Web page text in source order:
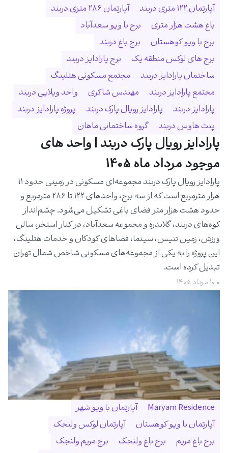
آپارتمان ۱۲۲ متری دربند
آپارتمان ۲۸۶ متری دربند
باغ هشت هزار متری
برج با ویو سعدآباد
برج با ویو کوهستان
برج باغ دربند
برج های لوکس منطقه یک
برج پارادایز دربند
ساختمان پارادایز دربند
مجتمع مسکونی هتلینگ
مجتمع پارادایز دربند
مهندس شاکری
واحد ویلایی دربند
پارادایز دربند
پارادایز رویال پارک دربند
پروژه پارادایز دربند
پنت هاوس دربند
گروه ساختمانی ماهان
پارادایز رویال پارک دربند | واحد های
موجود مرداد ماه 1405
پارادایز رویال پارک دربند مجموعه‌ای مسکونی در زمینی حدود ۱۱
هزار مترمربع است که از سه برج، واحدهای ۱۲۲ تا ۲۸۶ مترمربع و
حدود هشت هزار متر فضای باغی تشکیل می‌شود. چشم‌انداز
کوه‌های دربند، گلابدره و مجموعه سعدآباد، در کنار استخر، سالن
ورزش، زمین تنیس، سینما، فضاهای کودکان و خدمات هتلینگ،
این پروژه را به یکی از مجموعه‌های مسکونی شاخص شمال تهران
تبدیل کرده است.
• ۱۰ مرداد ۱۴۰۵
Maryam Residence
آپارتمان با ویو شهر
آپارتمان با ویو کوهستان
آپارتمان لوکس ولنجک
برج باغ مریم
برج باغ ولنجک
برج مریم ولنجک